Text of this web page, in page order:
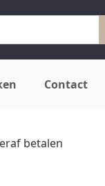
Contact
betalen